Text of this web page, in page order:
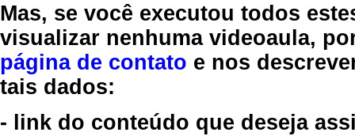
Mas, se você executou todos
visualizar nenhuma videoaula,
página de contato e nos
tais dados:
- link do conteúdo que deseja